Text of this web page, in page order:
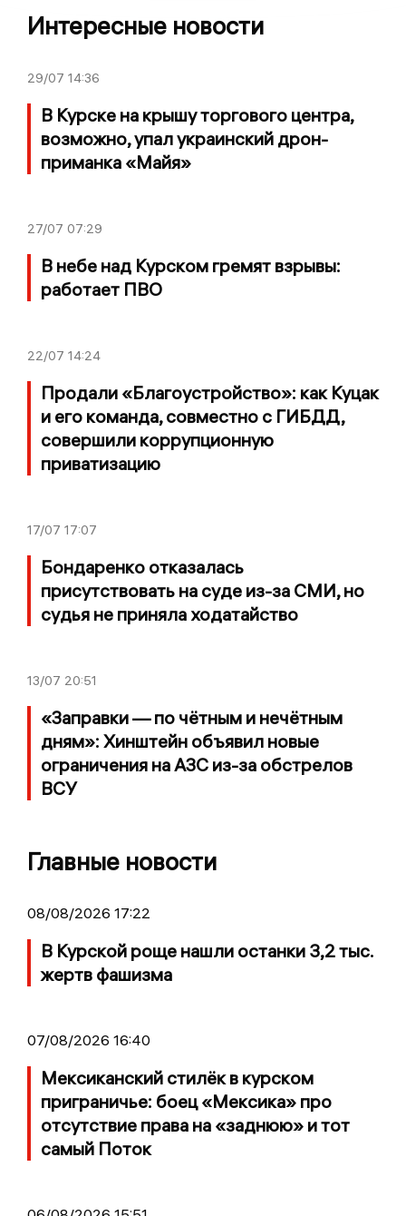
Интересные новости
29/07 14:36
В Курске на крышу торгового центра,
возможно, упал украинский дрон-
приманка «Майя»
27/07 07:29
В небе над Курском гремят взрывы:
работает ПВО
22/07 14:24
Продали «Благоустройство»: как Куцак
и его команда, совместно с ГИБДД,
совершили коррупционную
приватизацию
17/07 17:07
Бондаренко отказалась
присутствовать на суде из-за СМИ, но
судья не приняла ходатайство
13/07 20:51
«Заправки — по чётным и нечётным
дням»: Хинштейн объявил новые
ограничения на АЗС из-за обстрелов
ВСУ
Главные новости
08/08/2026 17:22
В Курской роще нашли останки 3,2 тыс.
жертв фашизма
07/08/2026 16:40
Мексиканский стилёк в курском
приграничье: боец «Мексика» про
отсутствие права на «заднюю» и тот
самый Поток